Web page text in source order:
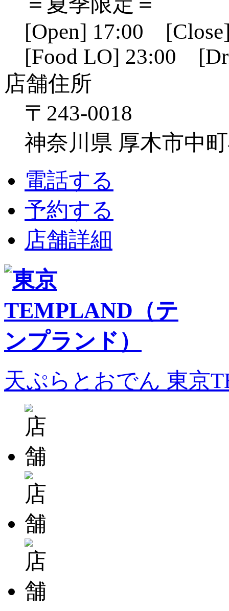
[Open] 17:00
[Food LO] 23:00
店舗住所
〒243-0018
神奈川県 厚木市中
電話する
予約する
店舗詳細
天ぷらとおでん 東京